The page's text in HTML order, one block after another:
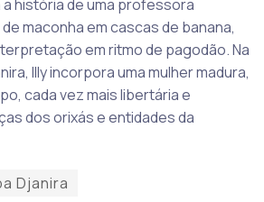
história de uma professora
maconha em cascas de banana,
em ritmo de pagodão. Na
Illy incorpora uma mulher madura,
cada vez mais libertária e
dos orixás e entidades da
Djanira